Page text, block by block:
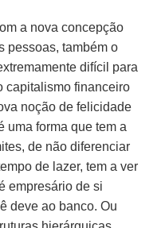
a nova concepção
pessoas, também o
difícil para
capitalismo financeiro
noção de felicidade
uma forma que tem a
de não diferenciar
de lazer, tem a ver
empresário de si
deve ao banco. Ou